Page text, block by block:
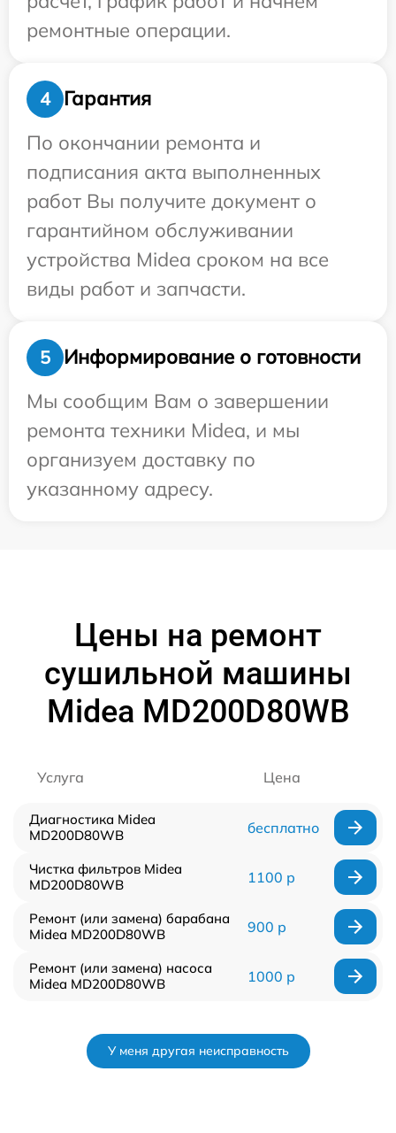
ремонтные операции.
4
Гарантия
По окончании ремонта и
подписания акта выполненных
работ Вы получите документ о
гарантийном обслуживании
устройства Midea сроком на все
виды работ и запчасти.
5
Информирование о готовности
Мы сообщим Вам о завершении
ремонта техники Midea, и мы
организуем доставку по
указанному адресу.
Цены на ремонт
сушильной машины
Midea MD200D80WB
Услуга Цена
Диагностика Midea
MD200D80WB
бесплатно
Чистка фильтров Midea
MD200D80WB
1100 р
Ремонт (или замена) барабана
Midea MD200D80WB
900 р
Ремонт (или замена) насоса
Midea MD200D80WB
1000 р
У меня другая неисправность